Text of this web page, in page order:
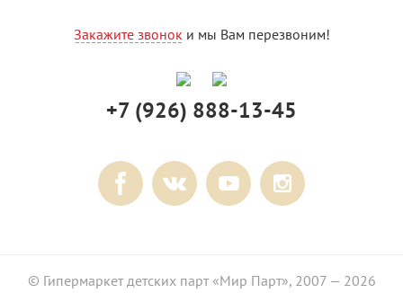
Закажите звоноки мы Вам перезвоним!
+7 (926) 888-13-45
© Гипермаркет детских парт «Мир Парт», 2007 — 2026